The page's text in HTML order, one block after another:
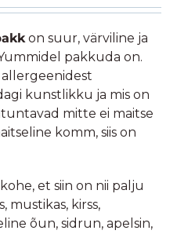
on:
on suur, värviline ja
pakkuda on.
kunstlikku ja mis on
mitte ei maitse
komm, siis on
et siin on nii palju
mustikas, kirss,
õun, sidrun, apelsin,